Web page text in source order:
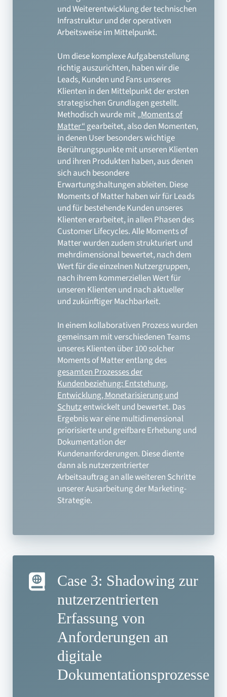
und Weiterentwicklung der technischen
Infrastruktur und der operativen
Arbeitsweise im Mittelpunkt.
Um diese komplexe Aufgabenstellung
richtig auszurichten, haben wir die
Leads, Kunden und Fans unseres
Klienten in den Mittelpunkt der ersten
strategischen Grundlagen gestellt.
Methodisch wurde mit„Moments of
Matter“gearbeitet, also den Momenten,
in denen User besonders wichtige
Berührungspunkte mit unseren Klienten
und ihren Produkten haben, aus denen
sich auch besondere
Erwartungshaltungen ableiten. Diese
Moments of Matter haben wir für Leads
und für bestehende Kunden unseres
Klienten erarbeitet, in allen Phasen des
Customer Lifecycles. Alle Moments of
Matter wurden zudem strukturiert und
mehrdimensional bewertet, nach dem
Wert für die einzelnen Nutzergruppen,
nach ihrem kommerziellen Wert für
unseren Klienten und nach aktueller
und zukünftiger Machbarkeit.
In einem kollaborativen Prozess wurden
gemeinsam mit verschiedenen Teams
unseres Klienten über 100 solcher
Moments of Matter entlang des
gesamten Prozesses der
Kundenbeziehung: Entstehung,
Entwicklung, Monetarisierung und
Schutzentwickelt und bewertet. Das
Ergebnis war eine multidimensional
priorisierte und greifbare Erhebung und
Dokumentation der
Kundenanforderungen. Diese diente
dann als nutzerzentrierter
Arbeitsauftrag an alle weiteren Schritte
unserer Ausarbeitung der Marketing-
Strategie.
Case 3: Shadowing zur
nutzerzentrierten
Erfassung von
Anforderungen an
digitale
Dokumentationsprozesse